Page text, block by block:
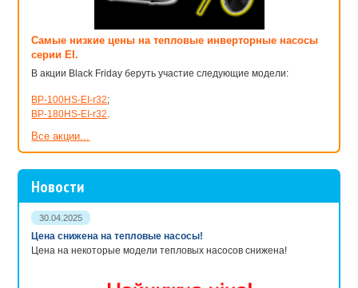
геотекстиль — дополнительная подложка для защиты
гидроизоляционного слоя от камней, корней деревьев;
клей для монтажа;
очиститель поверхности пленки перед склеиванием;
маты из кокосового волокна для декорирования водоемов и
защиты почвы от эрозии.
Приобретя оборудование для пруда в АкваЛавке, Вы легко
прекрасным прудом на своем участке!
Самые низкие цены на тепловые инверторные насосы
серии EI.
В акции Black Friday беруть участие следующие модели:
BP-100HS-EI-r32;
BP-180HS-EI-r32.
Все акции...
Новости
30.04.2025
Цена снижена на тепловые насосы!
Цена на некоторые модели тепловых насосов снижена!